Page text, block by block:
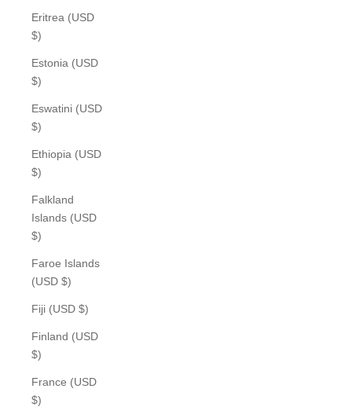
Eritrea (USD
$)
Estonia (USD
$)
Eswatini (USD
$)
Ethiopia (USD
$)
Falkland
Islands (USD
$)
Faroe Islands
(USD $)
Fiji (USD $)
Finland (USD
$)
France (USD
$)